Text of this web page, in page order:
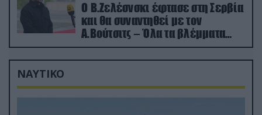
Ο Β.Ζελέσνσκι έφτασε στη Σερβία
και θα συναντηθεί με τον
Α.Βούτσιτς – Όλα τα βλέμματα
στις σχέσεις με τη Ρωσία
ΝΑΥΤΙΚΟ